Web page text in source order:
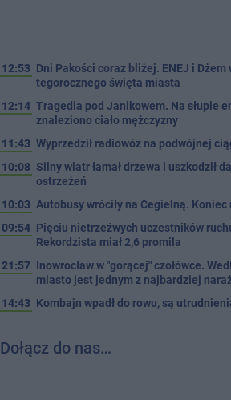
12:53 Dni Pakości coraz bliżej. ENEJ i Dżem
tegorocznego święta miasta
12:14 Tragedia pod Janikowem. Na słupie
znaleziono ciało mężczyzny
11:43 Wyprzedził radiowóz na podwójnej
10:08 Silny wiatr łamał drzewa i uszkodził
ostrzeżeń
10:03 Autobusy wróciły na Cegielną.
09:54 Pięciu nietrzeźwych uczestników
Rekordzista miał 2,6 promila
21:57 Inowrocław w "gorącej" czołówce.
miasto jest jednym z najbardziej
14:43 Kombajn wpadł do rowu, są
Dołącz do nas…